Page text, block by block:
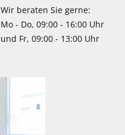
Wir beraten Sie gerne:
Mo - Do, 09:00 - 16:00 Uhr
und Fr, 09:00 - 13:00 Uhr